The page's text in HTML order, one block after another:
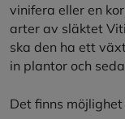
vinifera eller en
arter av släktet
ska den ha ett
in plantor och
Det finns